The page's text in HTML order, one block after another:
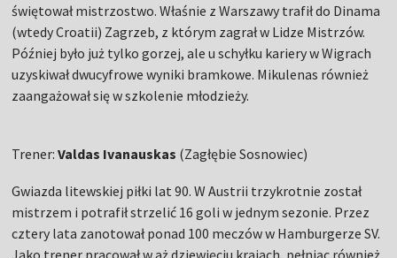
świętował mistrzostwo. Właśnie z Warszawy trafił do Dinama
(wtedy Croatii) Zagrzeb, z którym zagrał w Lidze Mistrzów.
Później było już tylko gorzej, ale u schyłku kariery w Wigrach
uzyskiwał dwucyfrowe wyniki bramkowe. Mikulenas również
zaangażował się w szkolenie młodzieży.
Trener:Valdas Ivanauskas (Zagłębie Sosnowiec)
Gwiazda litewskiej piłki lat 90. W Austrii trzykrotnie został
mistrzem i potrafił strzelić 16 goli w jednym sezonie. Przez
cztery lata zanotował ponad 100 meczów w Hamburgerze SV.